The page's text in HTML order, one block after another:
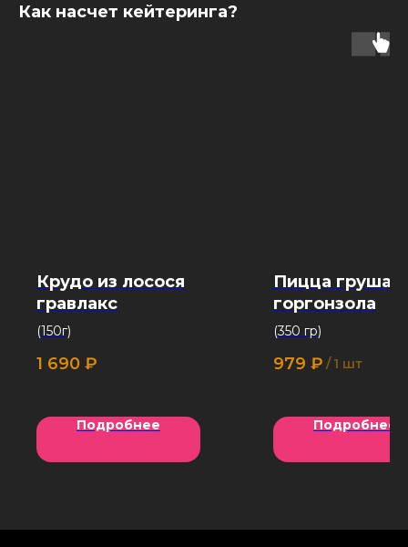
Как насчет кейтеринга?
Крудо из лосося
гравлакс
(150г)
1 690 ₽
Подробнее
Пицца груша/
горгонзола
(350 гр)
979 ₽ / 1 шт
Подробнее